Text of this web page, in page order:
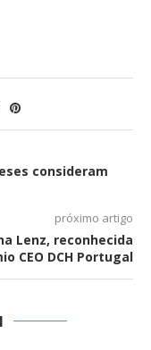
consideram
próximo artigo
Lenz, reconhecida
CEO DCH Portugal